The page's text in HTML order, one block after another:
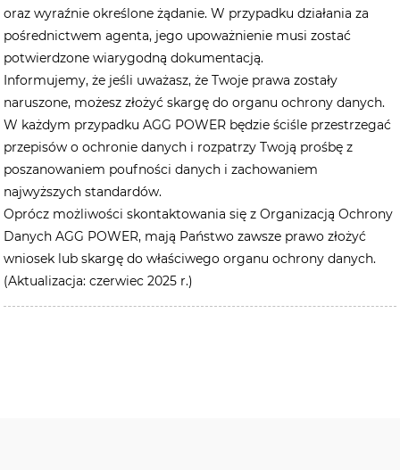
oraz wyraźnie określone żądanie. W przypadku działania za
pośrednictwem agenta, jego upoważnienie musi zostać
potwierdzone wiarygodną dokumentacją.
Informujemy, że jeśli uważasz, że Twoje prawa zostały
naruszone, możesz złożyć skargę do organu ochrony danych.
W każdym przypadku AGG POWER będzie ściśle przestrzegać
przepisów o ochronie danych i rozpatrzy Twoją prośbę z
poszanowaniem poufności danych i zachowaniem
najwyższych standardów.
Oprócz możliwości skontaktowania się z Organizacją Ochrony
Danych AGG POWER, mają Państwo zawsze prawo złożyć
wniosek lub skargę do właściwego organu ochrony danych.
(Aktualizacja: czerwiec 2025 r.)